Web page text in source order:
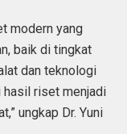
modern yang
baik di tingkat
dan teknologi
hasil riset menjadi
ungkap Dr. Yuni